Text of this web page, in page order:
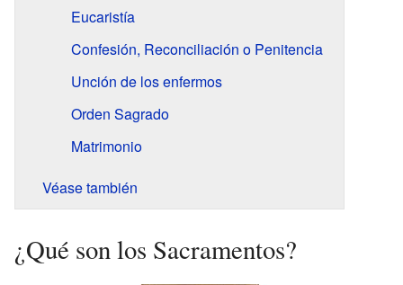
Eucaristía
Confesión, Reconciliación o Penitencia
Unción de los enfermos
Orden Sagrado
Matrimonio
Véase también
¿Qué son los Sacramentos?